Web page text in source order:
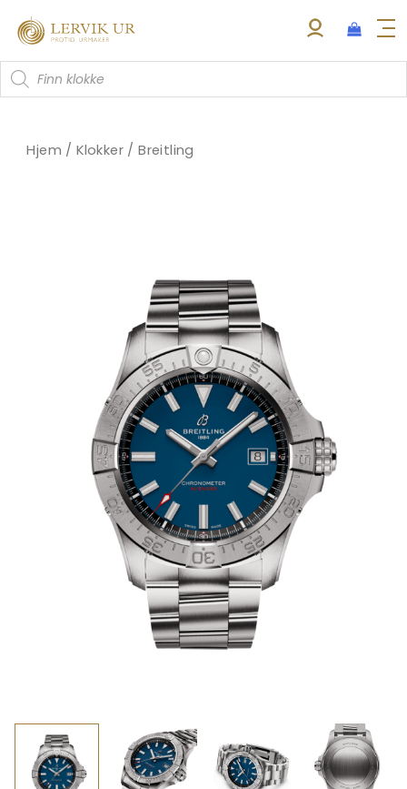
rett
innholdet
Products
search
Hjem /Klokker /Breitling